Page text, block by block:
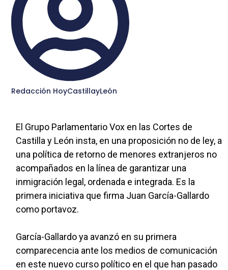
Redacción HoyCastillayLeón
El Grupo Parlamentario Vox en las Cortes de
Castilla y León insta, en una proposición no de ley, a
una política de retorno de menores extranjeros no
acompañados en la línea de garantizar una
inmigración legal, ordenada e integrada. Es la
primera iniciativa que firma Juan García-Gallardo
como portavoz.
García-Gallardo ya avanzó en su primera
comparecencia ante los medios de comunicación
en este nuevo curso político en el que han pasado